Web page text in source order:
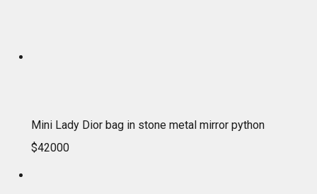
Mini Lady Dior bag in stone metal mirror python
$42000